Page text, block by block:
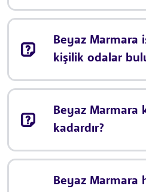
Beyaz Marmara
kişilik odalar
Beyaz Marmara
kadardır?
Beyaz Marmara